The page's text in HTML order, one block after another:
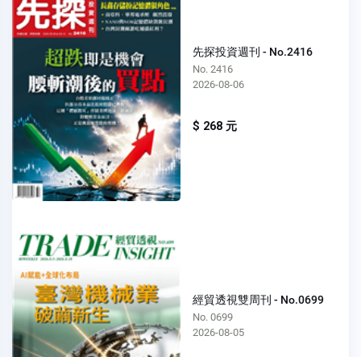
先探投資週刊 - No.2416
No. 2416
2026-08-06
$ 268 元
經貿透視雙周刊 - No.0699
No. 0699
2026-08-05